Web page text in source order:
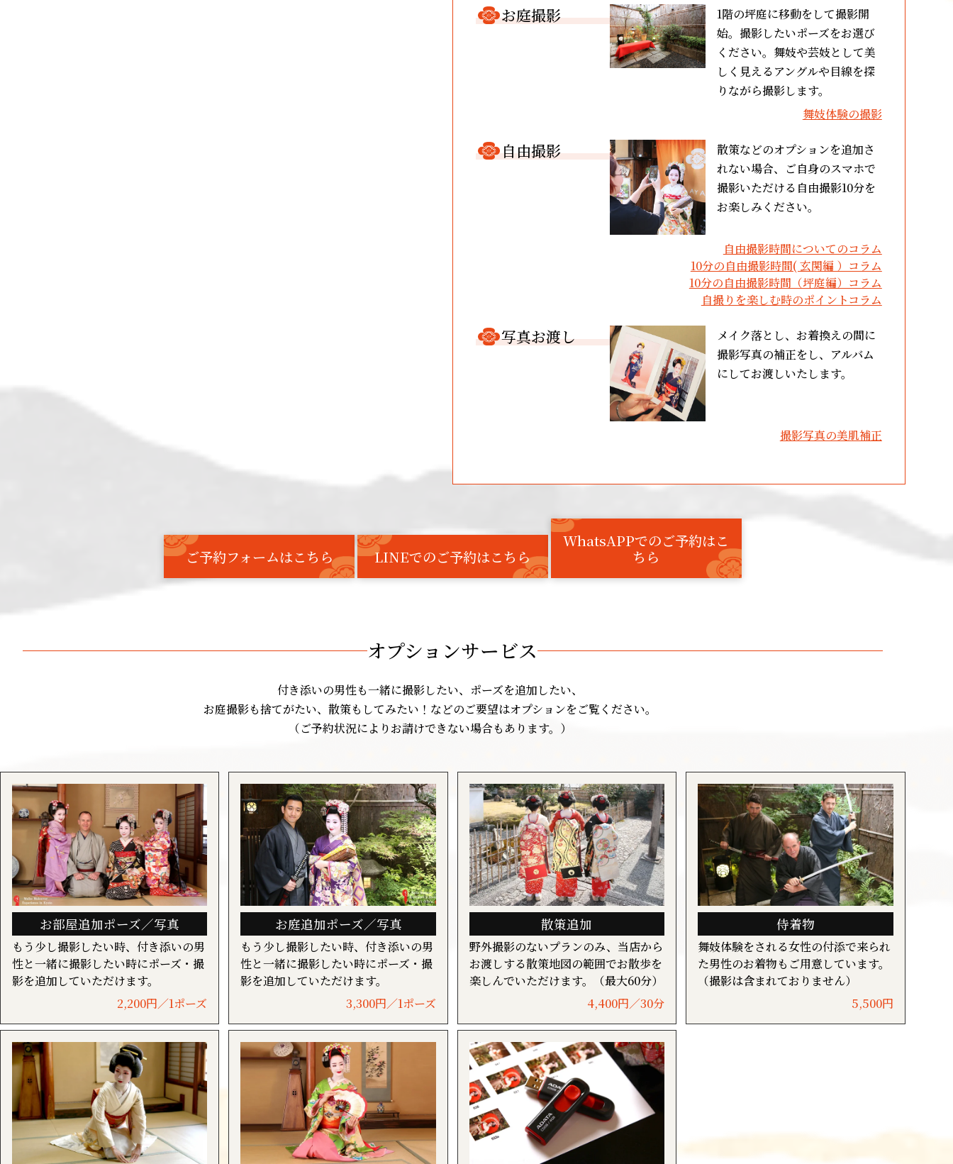
お庭撮影
1階の坪庭に移動をして撮影開
始。撮影したいポーズをお選び
ください。舞妓や芸妓として美
しく見えるアングルや目線を探
りながら撮影します。
舞妓体験の撮影
自由撮影
散策などのオプションを追加さ
れない場合、ご自身のスマホで
撮影いただける自由撮影10分を
お楽しみください。
自由撮影時間についてのコラム
10分の自由撮影時間( 玄関編 ）コラム
10分の自由撮影時間（坪庭編）コラム
自撮りを楽しむ時のポイントコラム
写真お渡し
メイク落とし、お着換えの間に
撮影写真の補正をし、アルバム
にしてお渡しいたします。
撮影写真の美肌補正
ご予約フォームはこちら LINEでのご予約はこちら
WhatsAPPでのご予約はこ
ちら
オプションサービス
付き添いの男性も一緒に撮影したい、ポーズを追加したい、
お庭撮影も捨てがたい、散策もしてみたい！などのご要望はオプションをご覧ください。
（ご予約状況によりお請けできない場合もあります。）
お部屋追加ポーズ／写真
もう少し撮影したい時、付き添いの男
性と一緒に撮影したい時にポーズ・撮
影を追加していただけます。
2,200円／1ポーズ
お庭追加ポーズ／写真
もう少し撮影したい時、付き添いの男
性と一緒に撮影したい時にポーズ・撮
影を追加していただけます。
3,300円／1ポーズ
散策追加
野外撮影のないプランのみ、当店から
お渡しする散策地図の範囲でお散歩を
楽しんでいただけます。（最大60分）
4,400円／30分
侍着物
舞妓体験をされる女性の付添で来られ
た男性のお着物もご用意しています。
（撮影は含まれておりません）
5,500円